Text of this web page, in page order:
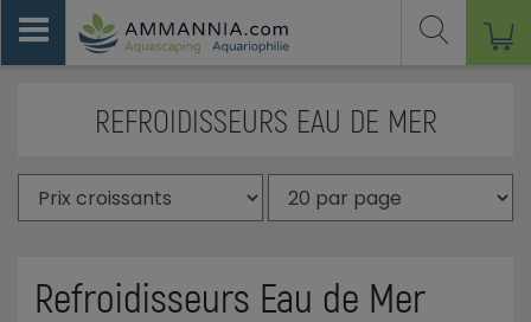
REFROIDISSEURS EAU DE MER
Refroidisseurs Eau de Mer